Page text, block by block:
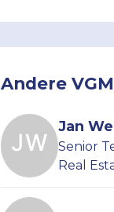
Andere
Jan
Senior
Real